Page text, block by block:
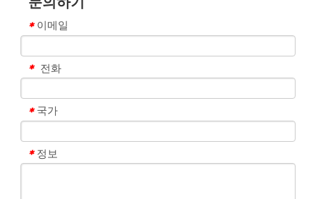
* 이메일
* 전화
* 국가
* 정보